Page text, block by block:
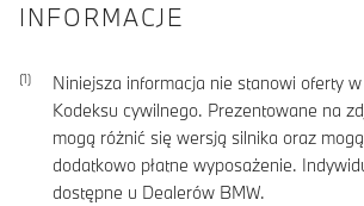
INFORMACJE
Niniejsza informacja nie stanowi oferty
Kodeksu cywilnego. Prezentowane na
mogą różnić się wersją silnika oraz
dodatkowo płatne wyposażenie.
dostępne u Dealerów BMW.